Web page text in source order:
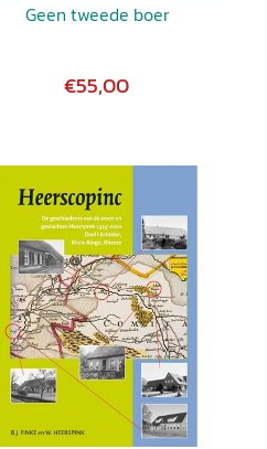
Geen tweede boer
€55,00